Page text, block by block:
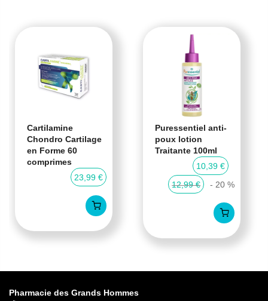
Cartilamine
Chondro Cartilage
en Forme 60
comprimes
23,99 €
Puressentiel anti-
poux lotion
Traitante 100ml
10,39 €
12,99 €
- 20 %
Pharmacie des Grands Hommes